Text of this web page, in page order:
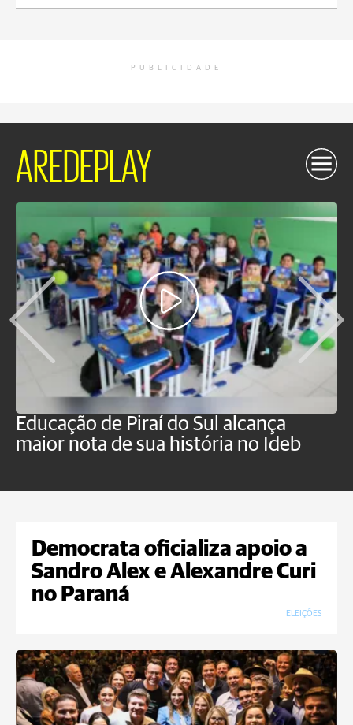
PUBLICIDADE
AREDEPLAY
Educação de Piraí do Sul alcança
maior nota de sua história no Ideb
Democrata oficializa apoio a
Sandro Alex e Alexandre Curi
no Paraná
ELEIÇÕES